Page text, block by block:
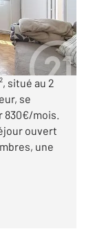
situé au 2
se
830€/mois.
ouvert
une